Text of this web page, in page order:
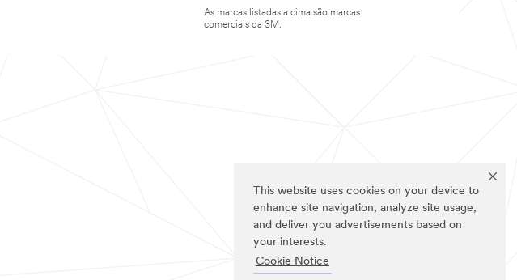
This website uses cookies on your device to
enhance site navigation, analyze site usage,
and deliver you advertisements based on
your interests.
Cookie Notice
As marcas listadas a cima são marcas
comerciais da 3M.